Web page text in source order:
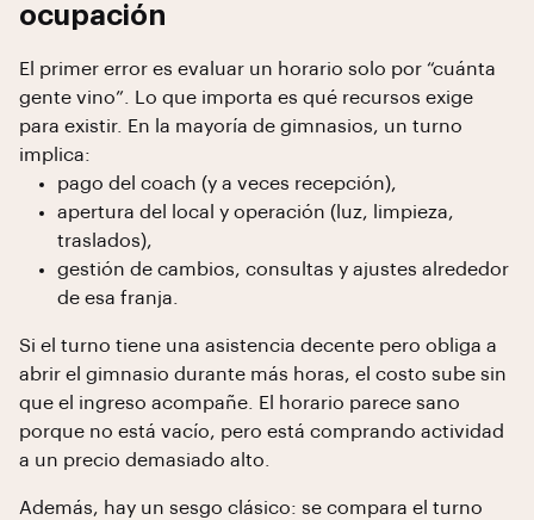
ocupación
El primer error es evaluar un horario solo por “cuánta
gente vino”. Lo que importa es qué recursos exige
para existir. En la mayoría de gimnasios, un turno
implica:
pago del coach (y a veces recepción),
apertura del local y operación (luz, limpieza,
traslados),
gestión de cambios, consultas y ajustes alrededor
de esa franja.
Si el turno tiene una asistencia decente pero obliga a
abrir el gimnasio durante más horas, el costo sube sin
que el ingreso acompañe. El horario parece sano
porque no está vacío, pero está comprando actividad
a un precio demasiado alto.
Además, hay un sesgo clásico: se compara el turno